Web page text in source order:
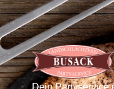
Dein Partyservice